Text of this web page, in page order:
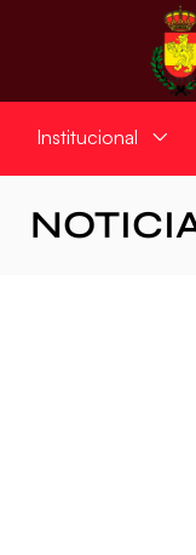
Institucional